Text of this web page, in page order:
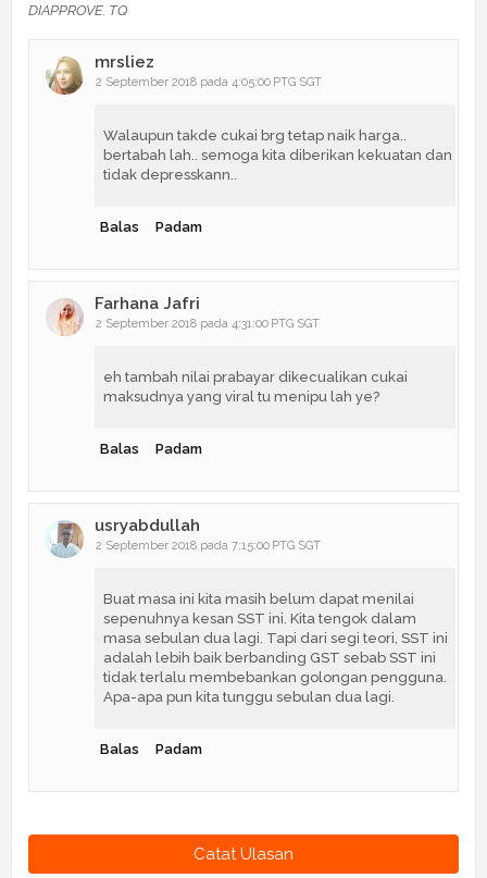
DIAPPROVE. TQ
mrsliez
2 September 2018 pada 4:05:00 PTG SGT
Walaupun takde cukai brg tetap naik harga..
bertabah lah.. semoga kita diberikan kekuatan dan
tidak depresskann..
Balas Padam
Farhana Jafri
2 September 2018 pada 4:31:00 PTG SGT
eh tambah nilai prabayar dikecualikan cukai
maksudnya yang viral tu menipu lah ye?
Balas Padam
usryabdullah
2 September 2018 pada 7:15:00 PTG SGT
Buat masa ini kita masih belum dapat menilai
sepenuhnya kesan SST ini. Kita tengok dalam
masa sebulan dua lagi. Tapi dari segi teori, SST ini
adalah lebih baik berbanding GST sebab SST ini
tidak terlalu membebankan golongan pengguna.
Apa-apa pun kita tunggu sebulan dua lagi.
Balas Padam
Catat Ulasan